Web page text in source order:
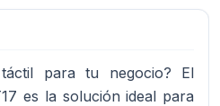
para tu negocio? El
es la solución ideal para